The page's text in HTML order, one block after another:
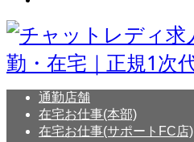
通勤店舗
在宅お仕事(本部)
在宅お仕事(サポートFC店)